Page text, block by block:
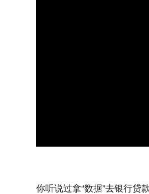
你听说过拿“数据”去银行贷